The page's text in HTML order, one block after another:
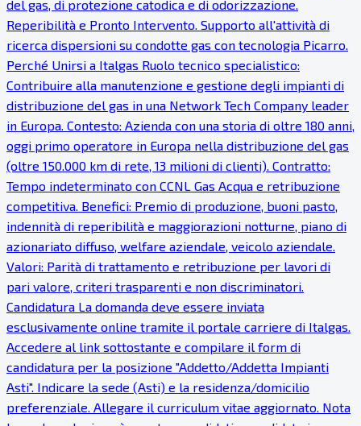
del gas, di protezione catodica e di odorizzazione.
Reperibilità e Pronto Intervento. Supporto all'attività di
ricerca dispersioni su condotte gas con tecnologia Picarro.
Perché Unirsi a Italgas Ruolo tecnico specialistico:
Contribuire alla manutenzione e gestione degli impianti di
distribuzione del gas in una Network Tech Company leader
in Europa. Contesto: Azienda con una storia di oltre 180 anni,
oggi primo operatore in Europa nella distribuzione del gas
(oltre 150.000 km di rete, 13 milioni di clienti). Contratto:
Tempo indeterminato con CCNL Gas Acqua e retribuzione
competitiva. Benefici: Premio di produzione, buoni pasto,
indennità di reperibilità e maggiorazioni notturne, piano di
azionariato diffuso, welfare aziendale, veicolo aziendale.
Valori: Parità di trattamento e retribuzione per lavori di
pari valore, criteri trasparenti e non discriminatori.
Candidatura La domanda deve essere inviata
esclusivamente online tramite il portale carriere di Italgas.
Accedere al link sottostante e compilare il form di
candidatura per la posizione "Addetto/Addetta Impianti
Asti". Indicare la sede (Asti) e la residenza/domicilio
preferenziale. Allegare il curriculum vitae aggiornato. Nota